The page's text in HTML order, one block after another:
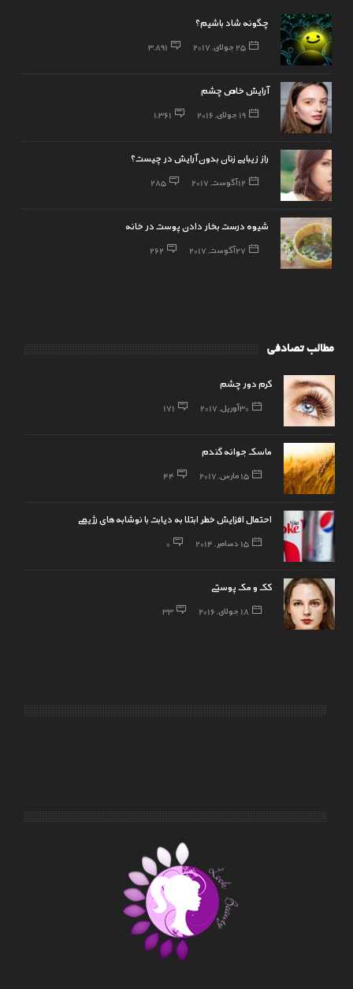
چگونه شاد باشیم؟
25 جولای, 2017 3,891
آرایش خاص چشم
19 جولای, 2016 1,361
راز زیبایی زنان بدون آرایش در چیست؟
12 آگوست, 2017 285
شیوه درست بخار دادن پوست در خانه
27 آگوست, 2017 262
مطالب تصادفی
کرم دور چشم
30 آوریل, 2017 171
ماسک جوانه گندم
15 مارس, 2017 44
احتمال افزایش خطر ابتلا به دیابت با نوشابه‌های رژیمی
15 دسامبر, 2014 0
کک و مک پوستی
18 جولای, 2016 33